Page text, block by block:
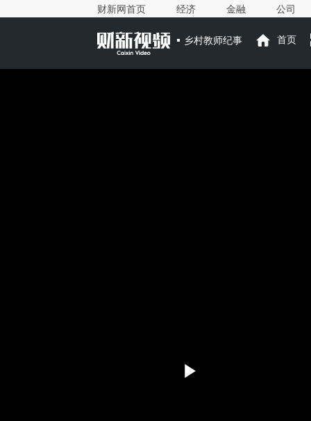
财新网首页 经济 金融 公司
乡村教师纪事 首页